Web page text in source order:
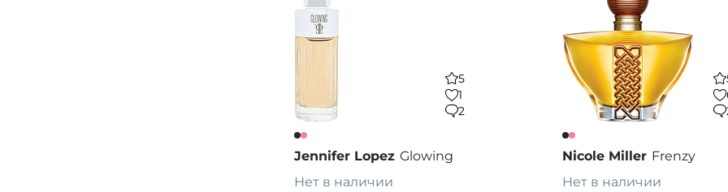
5
1
2
Jennifer Lopez Glowing
Нет в наличии
Nicole Miller Frenzy
Нет в наличии